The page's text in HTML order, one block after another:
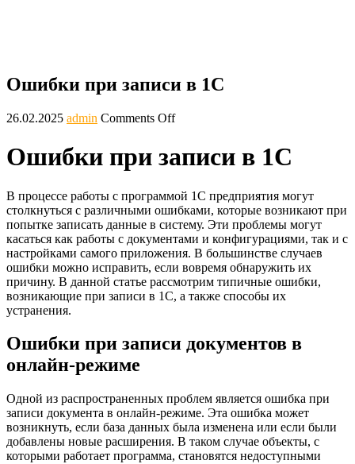
Ошибки при записи в 1С
26.02.2025 admin Comments Off
Ошибки при записи в 1С
В процессе работы с программой 1С предприятия могут
столкнуться с различными ошибками, которые возникают при
попытке записать данные в систему. Эти проблемы могут
касаться как работы с документами и конфигурациями, так и с
настройками самого приложения. В большинстве случаев
ошибки можно исправить, если вовремя обнаружить их
причину. В данной статье рассмотрим типичные ошибки,
возникающие при записи в 1С, а также способы их
устранения.
Ошибки при записи документов в
онлайн-режиме
Одной из распространенных проблем является ошибка при
записи документа в онлайн-режиме. Эта ошибка может
возникнуть, если база данных была изменена или если были
добавлены новые расширения. В таком случае объекты, с
которыми работает программа, становятся недоступными